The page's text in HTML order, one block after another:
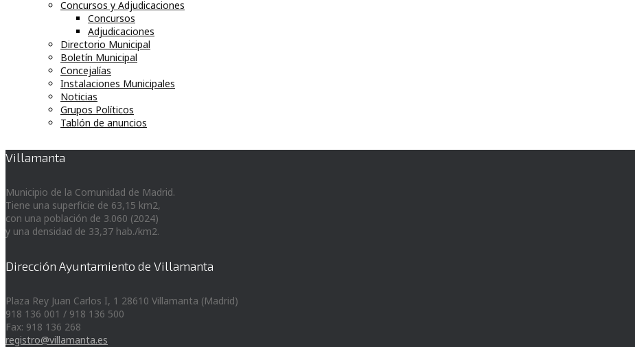
Concursos y Adjudicaciones
Concursos
Adjudicaciones
Directorio Municipal
Boletín Municipal
Concejalías
Instalaciones Municipales
Noticias
Grupos Políticos
Tablón de anuncios
Villamanta
Municipio de la Comunidad de Madrid.
Tiene una superficie de 63,15 km2,
con una población de 3.060 (2024)
y una densidad de 33,37 hab./km2.
Dirección Ayuntamiento de Villamanta
Plaza Rey Juan Carlos I, 1 28610 Villamanta (Madrid)
918 136 001 / 918 136 500
Fax: 918 136 268
registro@villamanta.es